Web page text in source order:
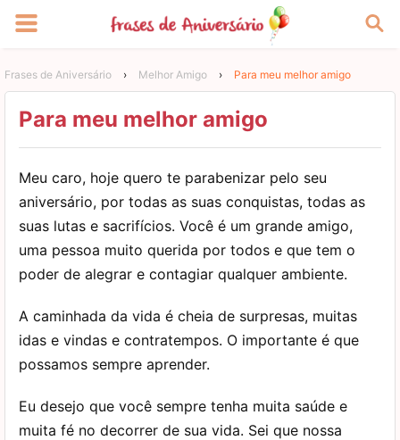
Frases de Aniversário › Melhor Amigo › Para meu melhor amigo
Para meu melhor amigo
Meu caro, hoje quero te parabenizar pelo seu
aniversário, por todas as suas conquistas, todas as
suas lutas e sacrifícios. Você é um grande amigo,
uma pessoa muito querida por todos e que tem o
poder de alegrar e contagiar qualquer ambiente.
A caminhada da vida é cheia de surpresas, muitas
idas e vindas e contratempos. O importante é que
possamos sempre aprender.
Eu desejo que você sempre tenha muita saúde e
muita fé no decorrer de sua vida. Sei que nossa